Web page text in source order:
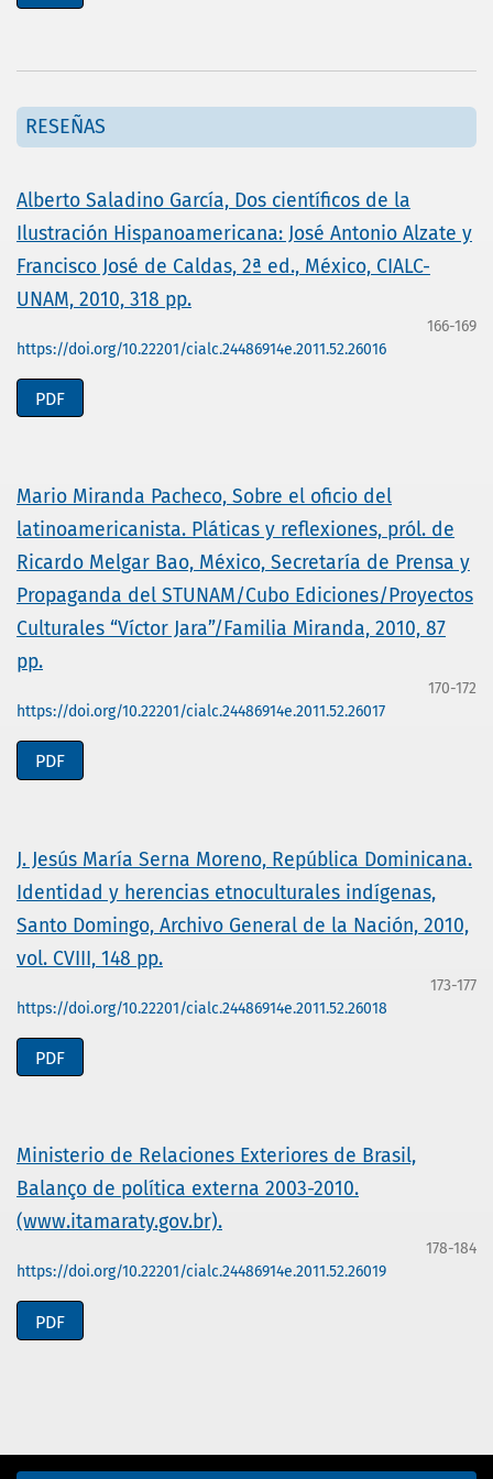
RESEÑAS
Alberto Saladino García, Dos científicos de la
Ilustración Hispanoamericana: José Antonio Alzate y
Francisco José de Caldas, 2ª ed., México, CIALC-
UNAM, 2010, 318 pp.
166-169
https://doi.org/10.22201/cialc.24486914e.2011.52.26016
PDF
Mario Miranda Pacheco, Sobre el oficio del
latinoamericanista. Pláticas y reflexiones, pról. de
Ricardo Melgar Bao, México, Secretaría de Prensa y
Propaganda del STUNAM/Cubo Ediciones/Proyectos
Culturales “Víctor Jara”/Familia Miranda, 2010, 87
pp.
170-172
https://doi.org/10.22201/cialc.24486914e.2011.52.26017
PDF
J. Jesús María Serna Moreno, República Dominicana.
Identidad y herencias etnoculturales indígenas,
Santo Domingo, Archivo General de la Nación, 2010,
vol. CVIII, 148 pp.
173-177
https://doi.org/10.22201/cialc.24486914e.2011.52.26018
PDF
Ministerio de Relaciones Exteriores de Brasil,
Balanço de política externa 2003-2010.
(www.itamaraty.gov.br).
178-184
https://doi.org/10.22201/cialc.24486914e.2011.52.26019
PDF